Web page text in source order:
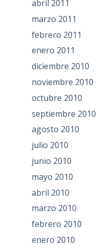
abril 2011
marzo 2011
febrero 2011
enero 2011
diciembre 2010
noviembre 2010
octubre 2010
septiembre 2010
agosto 2010
julio 2010
junio 2010
mayo 2010
abril 2010
marzo 2010
febrero 2010
enero 2010